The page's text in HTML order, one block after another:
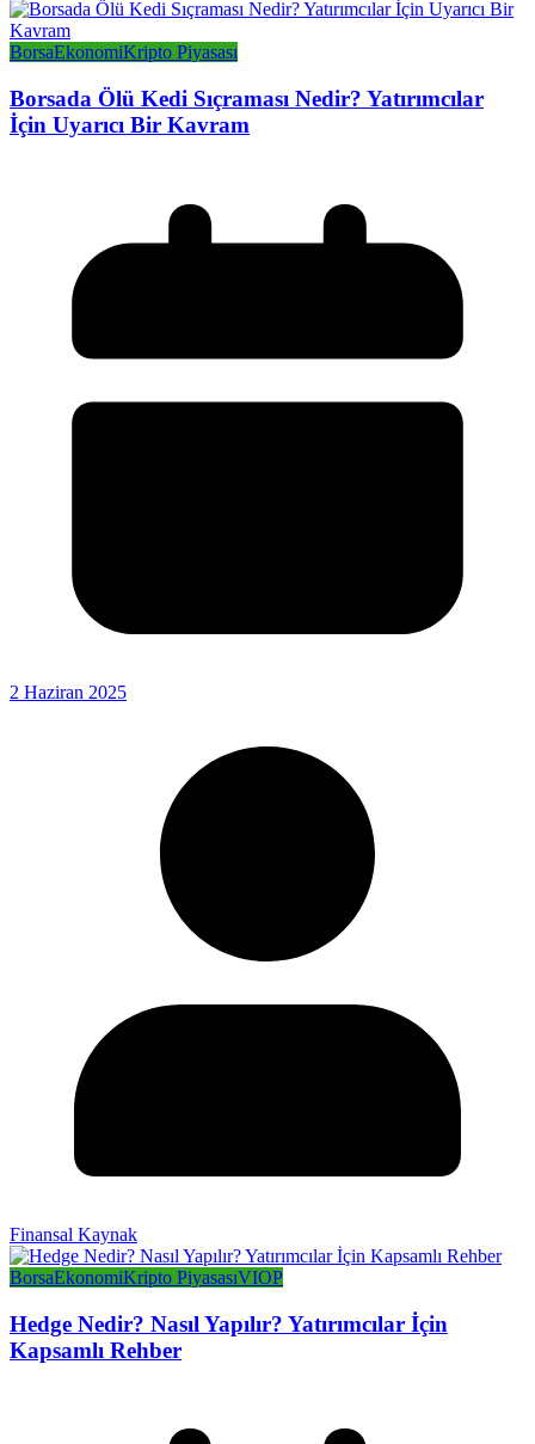
BorsaEkonomiKripto Piyasası
Borsada Ölü Kedi Sıçraması Nedir? Yatırımcılar
İçin Uyarıcı Bir Kavram
2 Haziran 2025
Finansal Kaynak
BorsaEkonomiKripto PiyasasıVIOP
Hedge Nedir? Nasıl Yapılır? Yatırımcılar İçin
Kapsamlı Rehber